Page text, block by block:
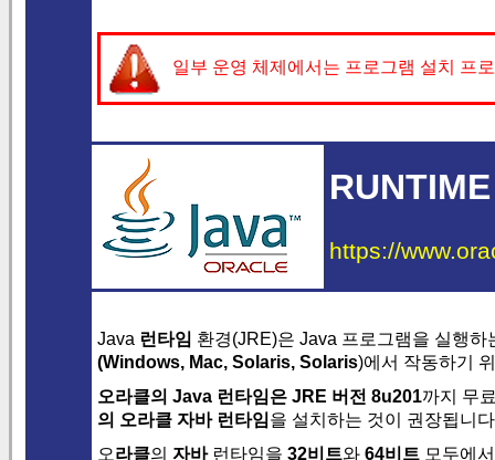
일부 운영 체제에서는 프로그램 설치 프
https://
Java 런타임 환경(JRE)은 Java 프로그램을 실행
(Windows, Mac, Solaris, Solaris)에서 작동하기
오라클의 Java 런타임은 JRE 버전 8u201까지 무
의 오라클 자바 런타임을 설치하는 것이 권장됩니
오라클의 자바런타임을 32비트와 64비트 모두에